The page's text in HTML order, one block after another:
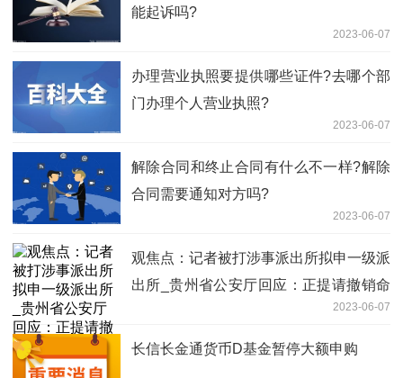
能起诉吗?
2023-06-07
办理营业执照要提供哪些证件?去哪个部
门办理个人营业执照?
2023-06-07
解除合同和终止合同有什么不一样?解除
合同需要通知对方吗?
2023-06-07
观焦点：记者被打涉事派出所拟申一级派
出所_贵州省公安厅回应：正提请撤销命
2023-06-07
长信长金通货币D基金暂停大额申购